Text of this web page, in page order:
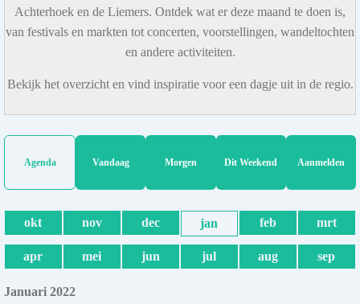
Achterhoek en de Liemers. Ontdek wat er deze maand te doen is,
van festivals en markten tot concerten, voorstellingen, wandeltochten
en andere activiteiten.
Bekijk het overzicht en vind inspiratie voor een dagje uit in de regio.
Agenda Vandaag Morgen Dit Weekend Aanmelden
okt nov dec jan feb mrt
apr mei jun jul aug sep
Januari 2022